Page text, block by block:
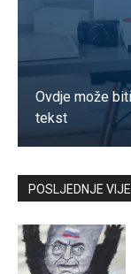
Ovdje može
tekst
Kontaktirajte
POSLJEDNJE